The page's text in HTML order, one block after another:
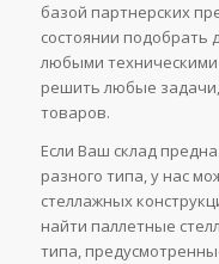
базой партнерских
состоянии подобрать
любыми
решить любые
товаров.
Если Ваш склад
разного типа, у нас
стеллажных
найти паллетные
типа,